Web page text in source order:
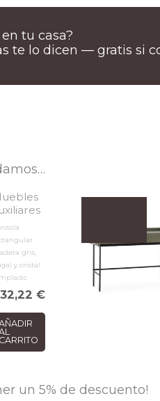
tu casa?
te lo dicen — gratis si
gris,
y cristal
€
CARRITO
un 5% de descuento!